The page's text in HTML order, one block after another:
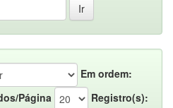
Em ordem:
Página
Registro(s):